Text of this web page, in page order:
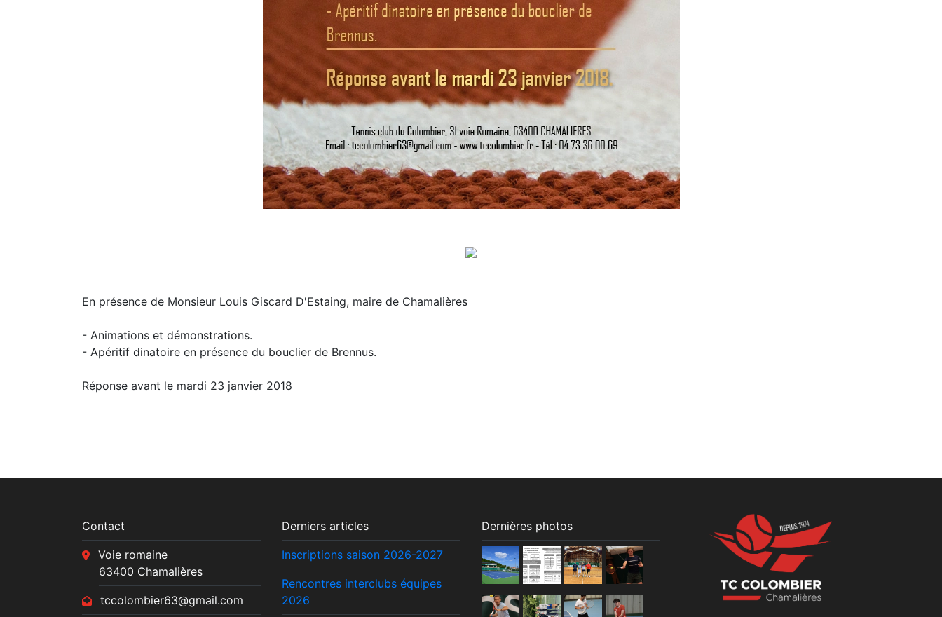
En présence de Monsieur Louis Giscard D'Estaing, maire de Chamalières
- Animations et démonstrations.
- Apéritif dinatoire en présence du bouclier de Brennus.
Réponse avant le mardi 23 janvier 2018
Contact
Voie romaine
63400 Chamalières
tccolombier63@gmail.com
Derniers articles
Inscriptions saison 2026-2027
Rencontres interclubs équipes
2026
Dernières photos